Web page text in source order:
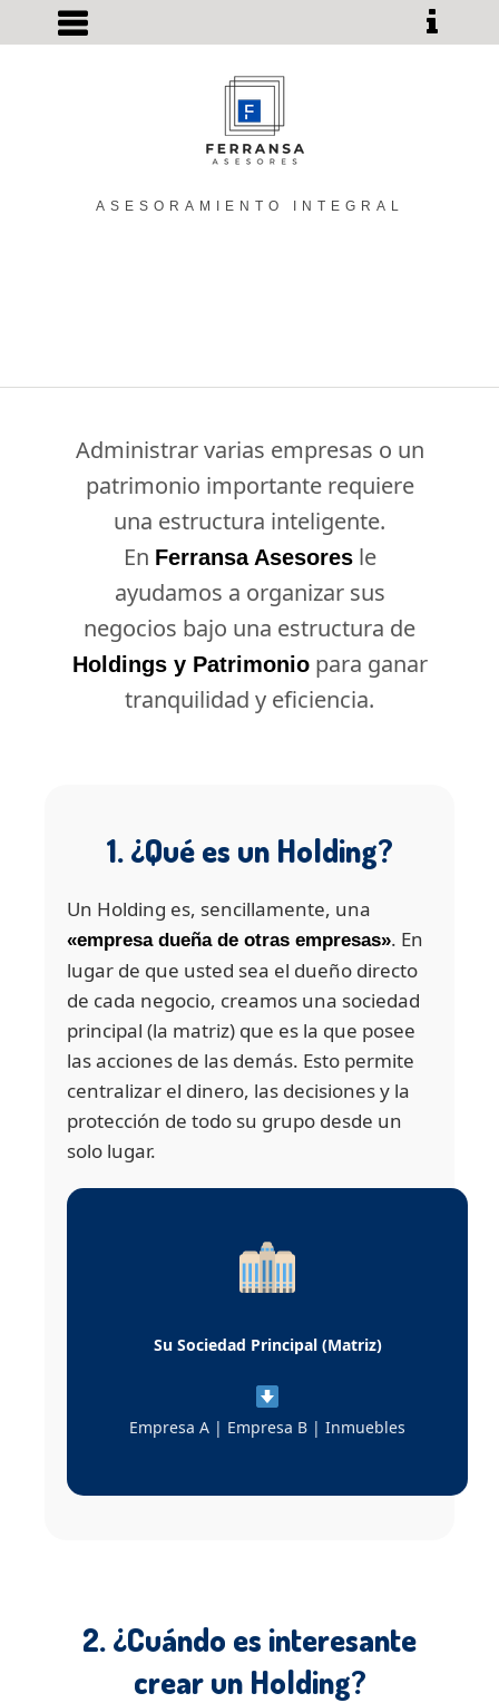
ASESORAMIENTO INTEGRAL
Administrar varias empresas o un
patrimonio importante requiere
una estructura inteligente.
En Ferransa Asesoresle
ayudamos a organizar sus
negocios bajo una estructura de
Holdings y Patrimoniopara ganar
tranquilidad y eficiencia.
1. ¿Qué es un Holding?
Un Holding es, sencillamente, una
«empresa dueña de otras empresas». En
lugar de que usted sea el dueño directo
de cada negocio, creamos una sociedad
principal (la matriz) que es la que posee
las acciones de las demás. Esto permite
centralizar el dinero, las decisiones y la
protección de todo su grupo desde un
solo lugar.
Su Sociedad Principal (Matriz)
Empresa A | Empresa B | Inmuebles
2. ¿Cuándo es interesante
crear un Holding?